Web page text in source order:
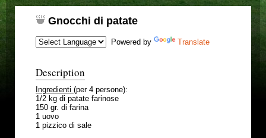
Gnocchi di patate
Powered by Translate
Description
Ingredienti (per 4 persone):
1/2 kg di patate farinose
150 gr. di farina
1 uovo
1 pizzico di sale